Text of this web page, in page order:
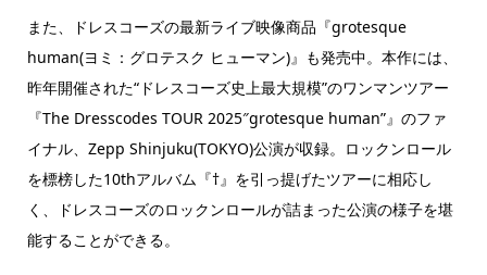
また、ドレスコーズの最新ライブ映像商品『grotesque
human(ヨミ：グロテスク ヒューマン)』も発売中。本作には、
昨年開催された“ドレスコーズ史上最大規模”のワンマンツアー
『The Dresscodes TOUR 2025″grotesque human”』のファ
イナル、Zepp Shinjuku(TOKYO)公演が収録。ロックンロール
を標榜した10thアルバム『†』を引っ提げたツアーに相応し
く、ドレスコーズのロックンロールが詰まった公演の様子を堪
能することができる。